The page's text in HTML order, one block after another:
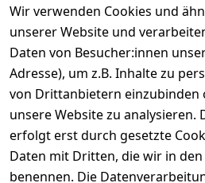
Wir verwenden Cookies und
unserer Website und
Daten von Besucher:innen
Adresse), um z.B. Inhalte zu
von Drittanbietern einzubinden
unsere Website zu analysieren.
erfolgt erst durch gesetzte
Daten mit Dritten, die wir in
benennen. Die
Rechtliches
AGB
Impressum
Datenschutze
rklärung
Barrierefreihe
Service
Kontakt
Registrieren
Rechnungska
Kontakt
nen
r:
3,